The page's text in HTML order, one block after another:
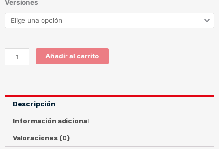
Versiones
AIR2
GRAFICA
(NOVEDAD)
cantidad
Añadir al carrito
Descripción
Información adicional
Valoraciones (0)